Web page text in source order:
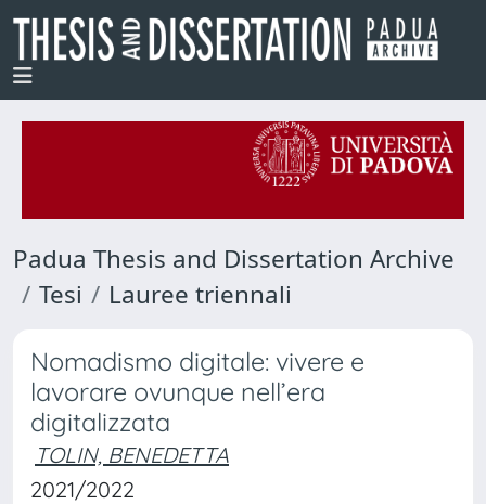
Padua Thesis and Dissertation Archive
Tesi
Lauree triennali
Nomadismo digitale: vivere e
lavorare ovunque nell’era
digitalizzata
TOLIN, BENEDETTA
2021/2022